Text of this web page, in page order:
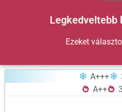
Legkedveltebb
Ezeket
A+++
A++